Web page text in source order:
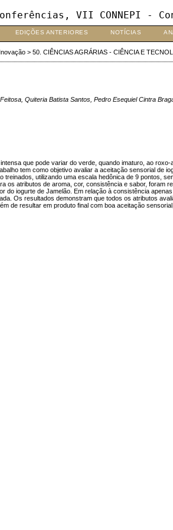
VII CONNEPI -
EDIÇÕES ANTERIORES NOTÍCIAS
> 50. CIÊNCIAS AGRÁRIAS - CIÊNCIA E
Quiteria Batista Santos, Pedro Esequiel Cintra
que pode variar do verde, quando imaturo, ao
tem como objetivo avaliar a aceitação sensorial de
utilizando uma escala hedônica de 9 pontos,
os atributos de aroma, cor, consistência e sabor,
do iogurte de Jamelão. Em relação à consistência
Os resultados demonstram que todos os atributos
de resultar em produto final com boa aceitação